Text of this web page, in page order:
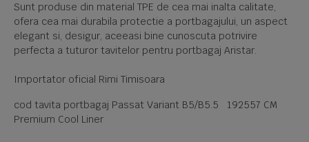
Sunt produse din material TPE de cea mai inalta calitate,
ofera cea mai durabila protectie a portbagajului, un aspect
elegant si, desigur, aceeasi bine cunoscuta potrivire
perfecta a tuturor tavitelor pentru portbagaj Aristar.
Importator oficial Rimi Timisoara
cod tavita portbagaj Passat Variant B5/B5.5 192557 CM
Premium Cool Liner